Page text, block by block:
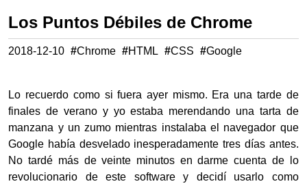
Los Puntos Débiles de Chrome
2018-12-10 #Chrome #HTML #CSS #Google
Lo recuerdo como si fuera ayer mismo. Era una tarde de
finales de verano y yo estaba merendando una tarta de
manzana y un zumo mientras instalaba el navegador que
Google había desvelado inesperadamente tres días antes.
No tardé más de veinte minutos en darme cuenta de lo
revolucionario de este software y decidí usarlo como